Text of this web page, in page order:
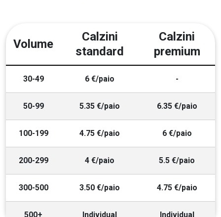
Volume
Calzini
standard
Calzini
premium
30-49 6 €/paio -
50-99 5.35 €/paio 6.35 €/paio
100-199 4.75 €/paio 6 €/paio
200-299 4 €/paio 5.5 €/paio
300-500 3.50 €/paio 4.75 €/paio
500+ Individual Individual